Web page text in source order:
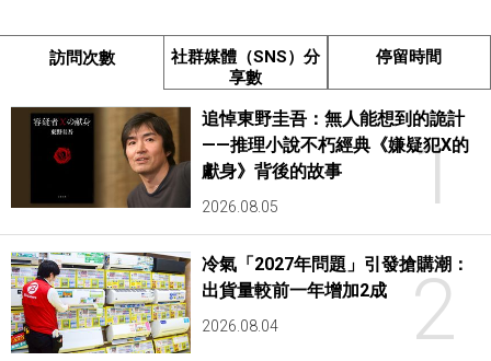
訪問次數
社群媒體（SNS）分
享數
停留時間
1
追悼東野圭吾：無人能想到的詭計
——推理小說不朽經典《嫌疑犯X的
獻身》背後的故事
2026.08.05
2
冷氣「2027年問題」引發搶購潮：
出貨量較前一年增加2成
2026.08.04